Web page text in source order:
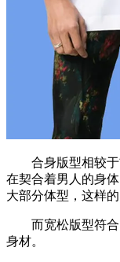
合身版型相较于
在契合着男人的身
大部分体型，这样的
而宽松版型符合
身材。